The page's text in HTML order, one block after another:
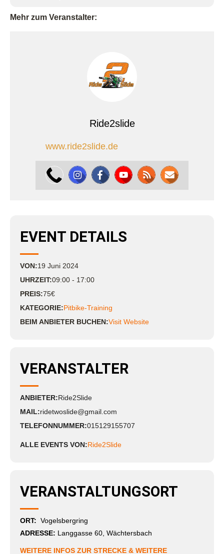
Mehr zum Veranstalter:
Ride2slide
www.ride2slide.de
EVENT DETAILS
VON:19 Juni 2024
UHRZEIT:09:00 - 17:00
PREIS:75€
KATEGORIE:Pitbike-Training
BEIM ANBIETER BUCHEN:Visit Website
VERANSTALTER
ANBIETER:Ride2Slide
MAIL:ridetwoslide@gmail.com
TELEFONNUMMER:015129155707
ALLE EVENTS VON:Ride2Slide
VERANSTALTUNGSORT
ORT: Vogelsbergring
ADRESSE: Langgasse 60, Wächtersbach
WEITERE INFOS ZUR STRECKE & WEITERE